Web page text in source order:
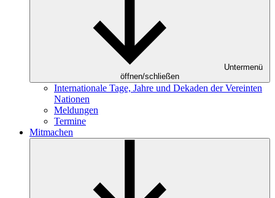
Untermenü
öffnen/schließen
Internationale Tage, Jahre und Dekaden der Vereinten
Nationen
Meldungen
Termine
Mitmachen